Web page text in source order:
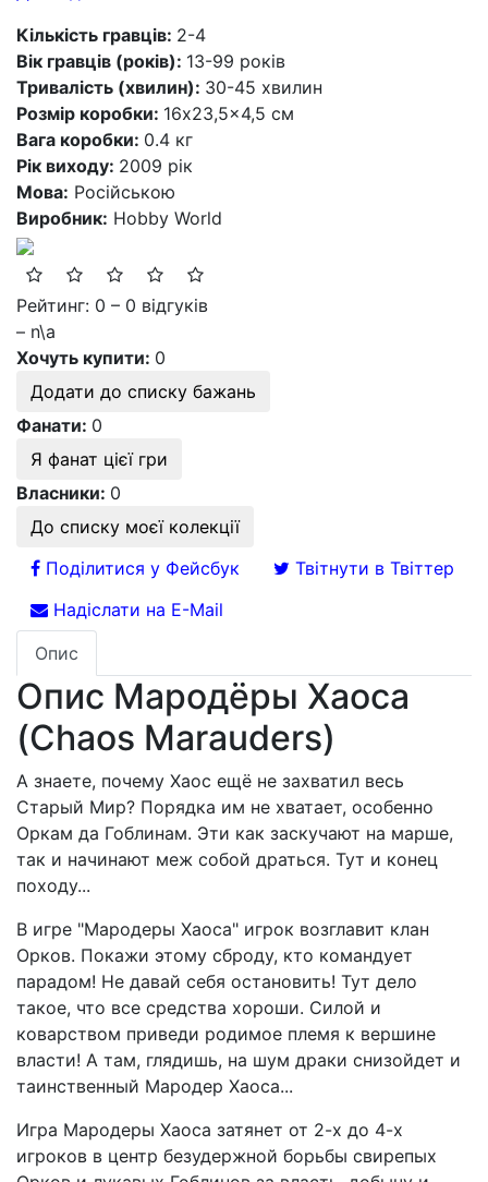
Кількість гравців: 2-4
Вік гравців (років): 13-99 років
Тривалість (хвилин): 30-45 хвилин
Розмір коробки: 16x23,5x4,5 см
Вага коробки: 0.4 кг
Рік виходу: 2009 рік
Мова: Російською
Виробник: Hobby World
Рейтинг: 0 – 0 відгуків
– n\a
Хочуть купити: 0
Додати до списку бажань
Фанати: 0
Я фанат цієї гри
Власники: 0
До списку моєї колекції
Поділитися у Фейсбук
Твітнути в Твіттер
Надіслати на E-Mail
Опис
Опис Мародёры Хаоса
(Chaos Marauders)
А знаете, почему Хаос ещё не захватил весь
Старый Мир? Порядка им не хватает, особенно
Оркам да Гоблинам. Эти как заскучают на марше,
так и начинают меж собой драться. Тут и конец
походу...
В игре "Мародеры Хаоса" игрок возглавит клан
Орков. Покажи этому сброду, кто командует
парадом! Не давай себя остановить! Тут дело
такое, что все средства хороши. Силой и
коварством приведи родимое племя к вершине
власти! А там, глядишь, на шум драки снизойдет и
таинственный Мародер Хаоса...
Игра Мародеры Хаоса затянет от 2-х до 4-х
игроков в центр безудержной борьбы свирепых